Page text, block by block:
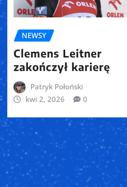
NEWSY
Clemens Leitner
zakończył karierę
Patryk Połoński
kwi 2, 2026
0